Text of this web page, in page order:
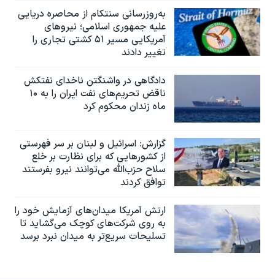
به‌روزرسانی سنتکام از محاصره دریایی
علیه جمهوری اسلامی؛ نیروهای
آمریکایی مسیر ۵۱ کشتی تجاری را
تغییر دادند
دادگاهی در واشنگتن ناخدای نفتکش
ناقض تحریم‌های نفت ایران را به ۱۰
ماه زندان محکوم کرد
گزارش‌: اسرائيل و لبنان بر سر فهرستی
از کشورهایی که برای نظارت بر خلع
سلاح حزب‌الله می‌توانند نیرو بفرستند
توافق کردند
ارتش آمریکا میدان‌های آزمایش خود را
به روی شرکت‌های کوچک می‌گشاید تا
تسلیحات سریع‌تر به میدان نبرد برسد